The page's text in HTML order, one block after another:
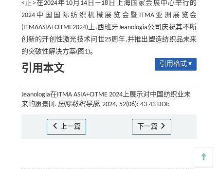
<正>在2024年10月14日—18日上海国家会展中心举行的
2024中国国际纺织机械展览会暨ITMA亚洲展览会
(ITMAASIA+CITME2024)上,西班牙Jeanologia公司庆祝其不断
创新的开创性激光技术问世25周年,并推出塑造纺织品未来
的突破性解决方案(图1)。
引用本文 引用格式 ▾
Jeanologia在ITMA ASIA+CITME 2024上展示对中国纺织业未
来的愿景[J]. 国际纺织导报, 2024, 52(06): 43-43 DOI:
上一篇 下一篇